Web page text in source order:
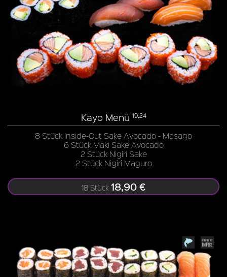
Kayo Menü 19,24
8 Stück Inside-Out Sake Avocado - Masago
6 Stück Maki Sake Avocado
2 Stück Nigiri Sake
2 Stück Nigiri Maguro
18 Stück 18,90 €